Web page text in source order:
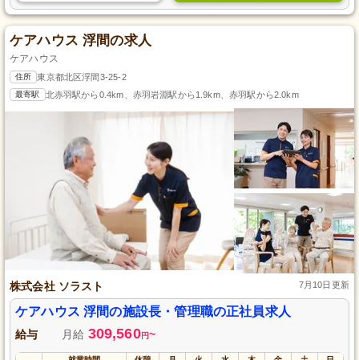
ケアハウス 浮間の求人
ケアハウス
住所 東京都北区浮間3-25-2
最寄駅 北赤羽駅から0.4km、赤羽岩淵駅から1.9km、赤羽駅から2.0km
株式会社 ソラスト 7月10日更新
ケアハウス 浮間の施設長・管理職の正社員求人
給与 月給 309,560円~